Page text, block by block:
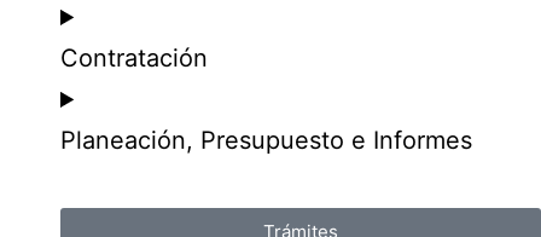
Contratación
Planeación, Presupuesto e Informes
Trámites